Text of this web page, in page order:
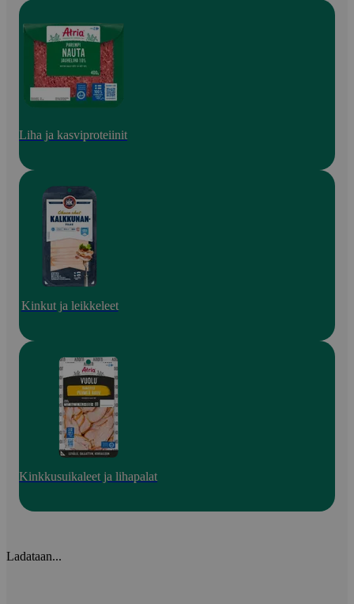
Liha ja kasviproteiinit
Kinkut ja leikkeleet
Kinkkusuikaleet ja lihapalat
Ladataan...